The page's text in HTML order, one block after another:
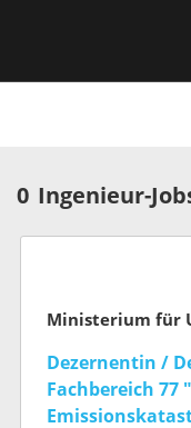
0 Ingenieur-
Dezernentin /
Fachbereich